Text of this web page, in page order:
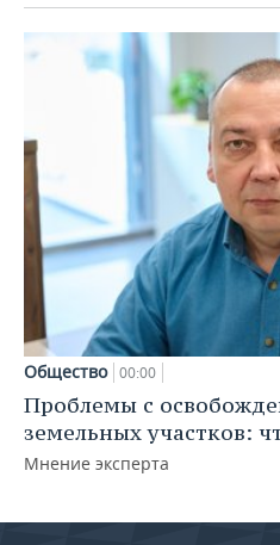
Общество 00:00
Проблемы с
земельных участков:
Мнение эксперта